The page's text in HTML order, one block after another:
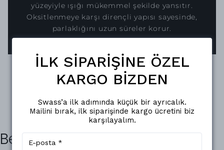
yüzeyiyle ışığı mükemmel şekilde yansıtır.
Oksitlenmeye karşı dirençli yapısı sayesinde,
parlaklığını uzun süreler korur.
Benzer Ürünler
İLK SİPARİŞİNE ÖZEL
KARGO BİZDEN
Swass’a ilk adımında küçük bir ayrıcalık.
Mailini bırak, ilk siparişinde kargo ücretini biz
karşılayalım.